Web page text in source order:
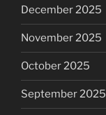
December 2025
November 2025
October 2025
September 2025